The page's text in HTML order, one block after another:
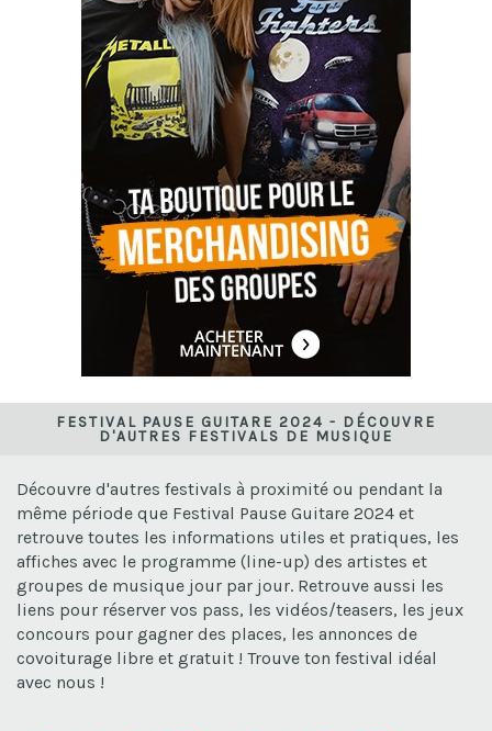
FESTIVAL PAUSE GUITARE 2024 - DÉCOUVRE
D'AUTRES FESTIVALS DE MUSIQUE
Découvre d'autres festivals à proximité ou pendant la
même période que Festival Pause Guitare 2024 et
retrouve toutes les informations utiles et pratiques, les
affiches avec le programme (line-up) des artistes et
groupes de musique jour par jour. Retrouve aussi les
liens pour réserver vos pass, les vidéos/teasers, les jeux
concours pour gagner des places, les annonces de
covoiturage libre et gratuit ! Trouve ton festival idéal
avec nous !